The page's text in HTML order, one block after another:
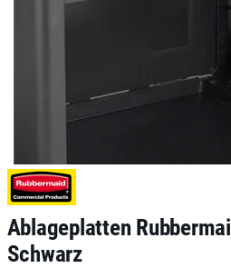
Ablageplatten
Schwarz